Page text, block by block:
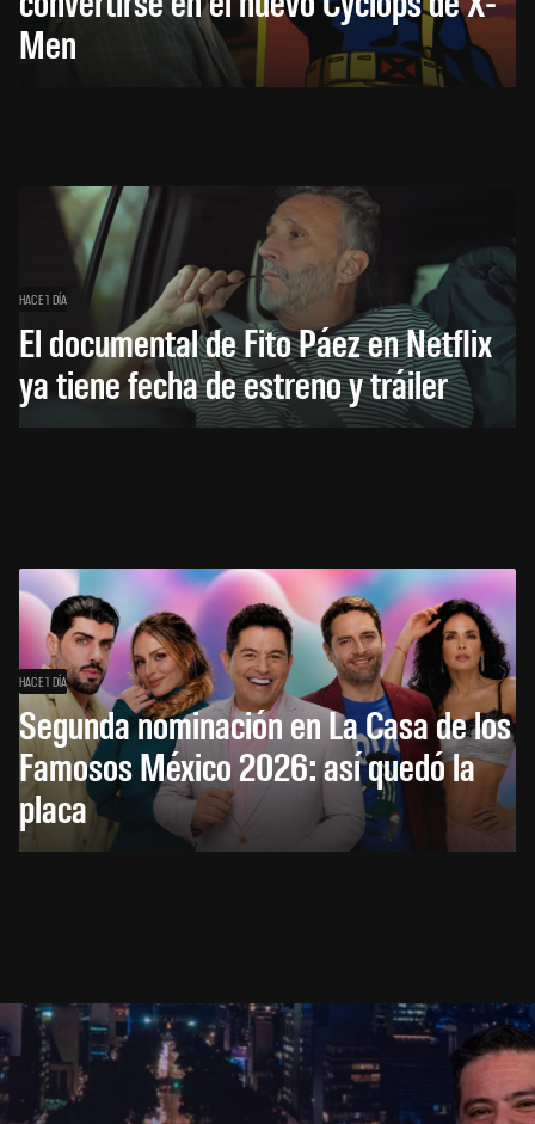
Men
HACE 1 DÍA
El documental de Fito Páez en Netflix
ya tiene fecha de estreno y tráiler
HACE 1 DÍA
Segunda nominación en La Casa de los
Famosos México 2026: así quedó la
placa